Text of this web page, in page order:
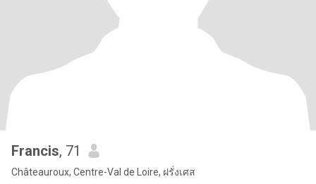
Francis, 71
Châteauroux, Centre-Val de Loire, ฝรั่งเศส